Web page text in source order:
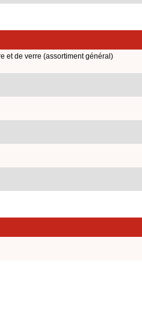
et de verre (assortiment général)